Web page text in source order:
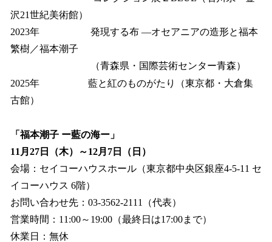
沢21世紀美術館）
2023年 発現する布 ―オセアニアの造形と福本
繁樹／福本潮子
（青森県・国際芸術センター青森）
2025年 藍と紅のものがたり（東京都・大倉集
古館）
「福本潮子 ー藍の海ー」
11月27日（木）～12月7日（日）
会場：セイコーハウスホール（東京都中央区銀座4-5-11 セ
イコーハウス 6階）
お問い合わせ先：03-3562-2111（代表）
営業時間：11:00～19:00（最終日は17:00まで）
休業日：無休